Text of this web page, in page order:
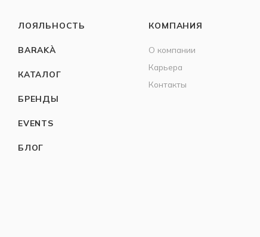
ЛОЯЛЬНОСТЬ
BARAKÀ
КАТАЛОГ
БРЕНДЫ
EVENTS
БЛОГ
КОМПАНИЯ
О компании
Карьера
Контакты